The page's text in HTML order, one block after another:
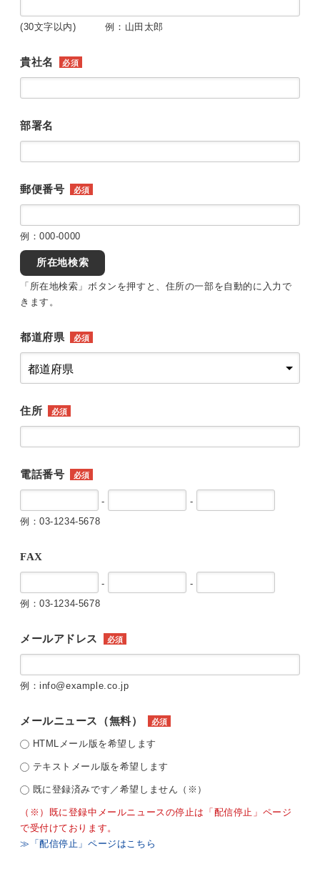
(30文字以内) 例：山田太郎
貴社名 必須
部署名
郵便番号 必須
例：000-0000
所在地検索
「所在地検索」ボタンを押すと、住所の一部を自動的に入力で
きます。
都道府県 必須
住所 必須
電話番号 必須
-
-
例：03-1234-5678
FAX
-
-
例：03-1234-5678
メールアドレス 必須
例：info@example.co.jp
メールニュース（無料） 必須
HTMLメール版を希望します
テキストメール版を希望します
既に登録済みです／希望しません（※）
（※）既に登録中メールニュースの停止は「配信停止」ページ
で受付けております。
≫「配信停止」ページはこちら